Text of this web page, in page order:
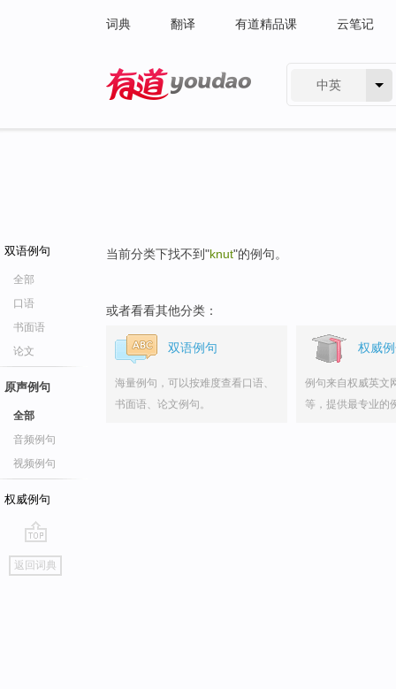
词典 翻译 有道精品课 云笔记
中英
双语例句
全部
口语
书面语
论文
原声例句
全部
音频例句
视频例句
权威例句
go
top
返回词典
当前分类下找不到"knut"的例句。
或者看看其他分类：
双语例句
海量例句，可以按难度查看口语、
书面语、论文例句。
权威
例句来自权威英文
等，提供最专业的